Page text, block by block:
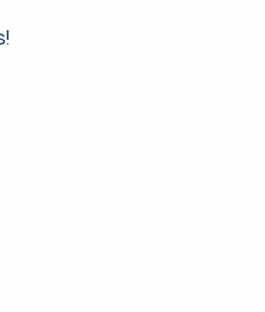
dados abaixo e
em contato